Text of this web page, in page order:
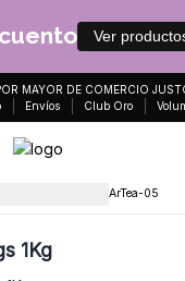
Ver
MAYOR DE COMERCIO
Envíos Club Oro
ArTea-05
1Kg